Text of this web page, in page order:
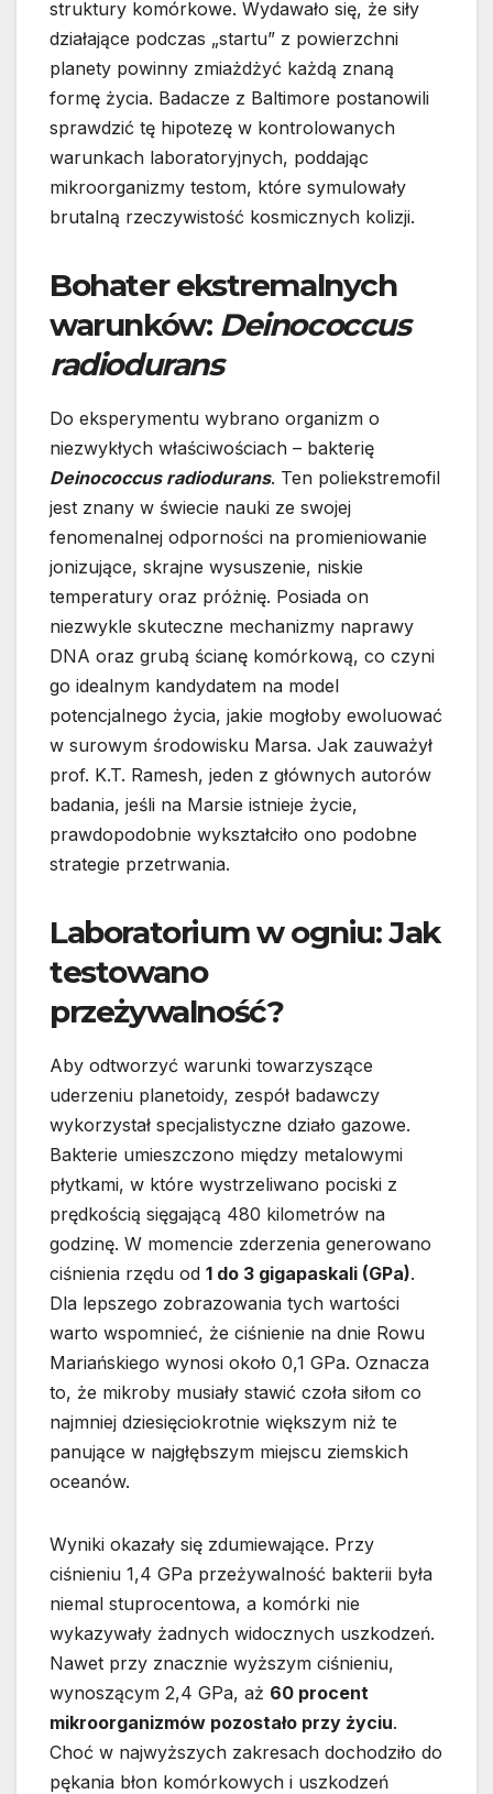
struktury komórkowe. Wydawało się, że siły
działające podczas „startu” z powierzchni
planety powinny zmiażdżyć każdą znaną
formę życia. Badacze z Baltimore postanowili
sprawdzić tę hipotezę w kontrolowanych
warunkach laboratoryjnych, poddając
mikroorganizmy testom, które symulowały
brutalną rzeczywistość kosmicznych kolizji.
Bohater ekstremalnych
warunków: Deinococcus
radiodurans
Do eksperymentu wybrano organizm o
niezwykłych właściwościach – bakterię
Deinococcus radiodurans. Ten poliekstremofil
jest znany w świecie nauki ze swojej
fenomenalnej odporności na promieniowanie
jonizujące, skrajne wysuszenie, niskie
temperatury oraz próżnię. Posiada on
niezwykle skuteczne mechanizmy naprawy
DNA oraz grubą ścianę komórkową, co czyni
go idealnym kandydatem na model
potencjalnego życia, jakie mogłoby ewoluować
w surowym środowisku Marsa. Jak zauważył
prof. K.T. Ramesh, jeden z głównych autorów
badania, jeśli na Marsie istnieje życie,
prawdopodobnie wykształciło ono podobne
strategie przetrwania.
Laboratorium w ogniu: Jak
testowano
przeżywalność?
Aby odtworzyć warunki towarzyszące
uderzeniu planetoidy, zespół badawczy
wykorzystał specjalistyczne działo gazowe.
Bakterie umieszczono między metalowymi
płytkami, w które wystrzeliwano pociski z
prędkością sięgającą 480 kilometrów na
godzinę. W momencie zderzenia generowano
ciśnienia rzędu od 1 do 3 gigapaskali (GPa).
Dla lepszego zobrazowania tych wartości
warto wspomnieć, że ciśnienie na dnie Rowu
Mariańskiego wynosi około 0,1 GPa. Oznacza
to, że mikroby musiały stawić czoła siłom co
najmniej dziesięciokrotnie większym niż te
panujące w najgłębszym miejscu ziemskich
oceanów.
Wyniki okazały się zdumiewające. Przy
ciśnieniu 1,4 GPa przeżywalność bakterii była
niemal stuprocentowa, a komórki nie
wykazywały żadnych widocznych uszkodzeń.
Nawet przy znacznie wyższym ciśnieniu,
wynoszącym 2,4 GPa, aż 60 procent
mikroorganizmów pozostało przy życiu.
Choć w najwyższych zakresach dochodziło do
pękania błon komórkowych i uszkodzeń